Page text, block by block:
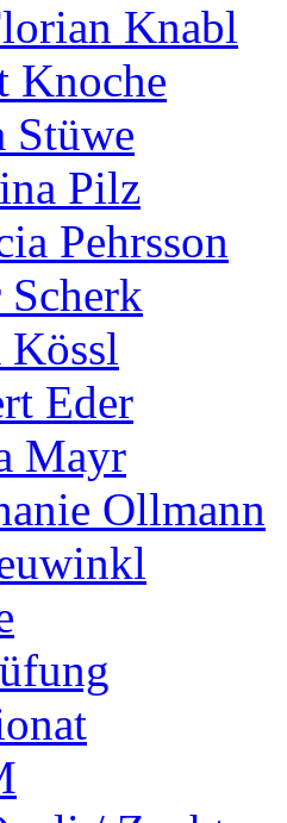
Knabl
Knoche
Stüwe
Pilz
Pehrsson
Scherk
Kössl
Eder
Mayr
Ollmann